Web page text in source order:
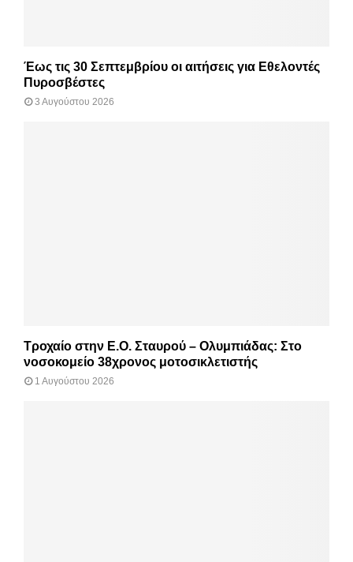
Έως τις 30 Σεπτεμβρίου οι αιτήσεις για Εθελοντές
Πυροσβέστες
3 Αυγούστου 2026
Τροχαίο στην Ε.Ο. Σταυρού – Ολυμπιάδας: Στο
νοσοκομείο 38χρονος μοτοσικλετιστής
1 Αυγούστου 2026